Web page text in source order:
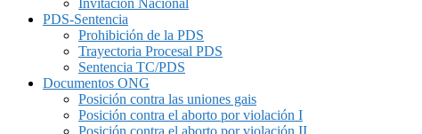
Invitación Nacional
PDS-Sentencia
Prohibición de la PDS
Trayectoria Procesal PDS
Sentencia TC/PDS
Documentos ONG
Posición contra las uniones gais
Posición contra el aborto por violación I
Posición contra el aborto por violación II